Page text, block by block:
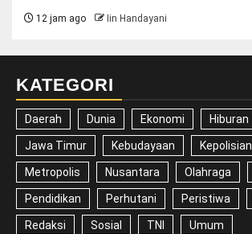
12 jam ago Iin Handayani
KATEGORI
Daerah Dunia Ekonomi Hiburan
Jawa Timur Kebudayaan Kepolisian
Metropolis Nusantara Olahraga
Pendidikan Perhutani Peristiwa
Redaksi Sosial TNI Umum